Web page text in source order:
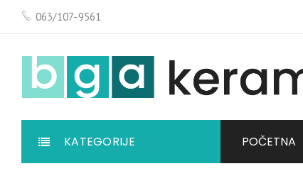
063/107-9561
KATEGORIJE POČETNA